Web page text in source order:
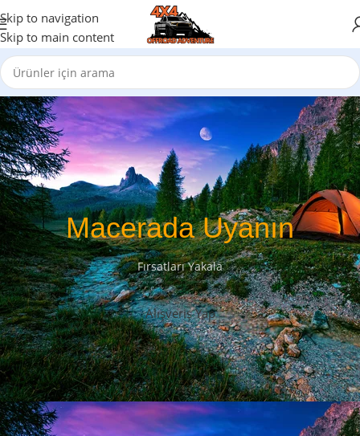
Skip to navigation
Skip to main content
Macerada Uyanın
Fırsatları Yakala
Alışveriş Yap